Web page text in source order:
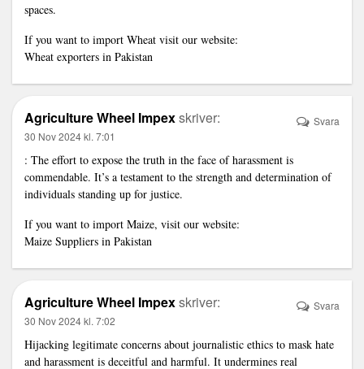
spaces.
If you want to import Wheat visit our website:
Wheat exporters in Pakistan
Agriculture Wheel Impexskriver:
30 Nov 2024 kl. 7:01
: The effort to expose the truth in the face of harassment is
commendable. It’s a testament to the strength and determination of
individuals standing up for justice.
If you want to import Maize, visit our website:
Maize Suppliers in Pakistan
Svara
Agriculture Wheel Impexskriver:
30 Nov 2024 kl. 7:02
Hijacking legitimate concerns about journalistic ethics to mask hate
and harassment is deceitful and harmful. It undermines real
Svara